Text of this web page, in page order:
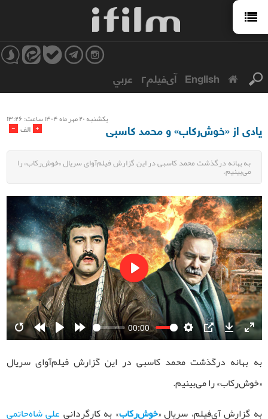
English آی‌فیلم۲ عربي
يكشنبه ۲۰ مهر ماه ۱۴۰۴ ساعت: ۱۳:۲۶
- الف + یادی از «خوش‌رکاب» و محمد کاسبی
به بهانه درگذشت محمد کاسبی در این گزارش فیلم‌آوای سریال «خوش‌رکاب» را
می‌بینیم.
RestartRewindPlay Forward
00:00
Settings
PIP Download
Play
به بهانه درگذشت محمد کاسبی در این گزارش فیلم‌آوای سریال
«خوش‌رکاب» را می‌بینیم.
به گزارش آی‌فیلم، سریال «خوش‌رکاب» به کارگردانی علی شاه‌حاتمی